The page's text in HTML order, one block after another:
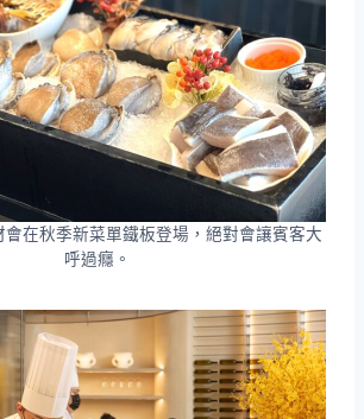
在秋季新菜單鐵板登場，絕對會讓賓客大
呼過癮。